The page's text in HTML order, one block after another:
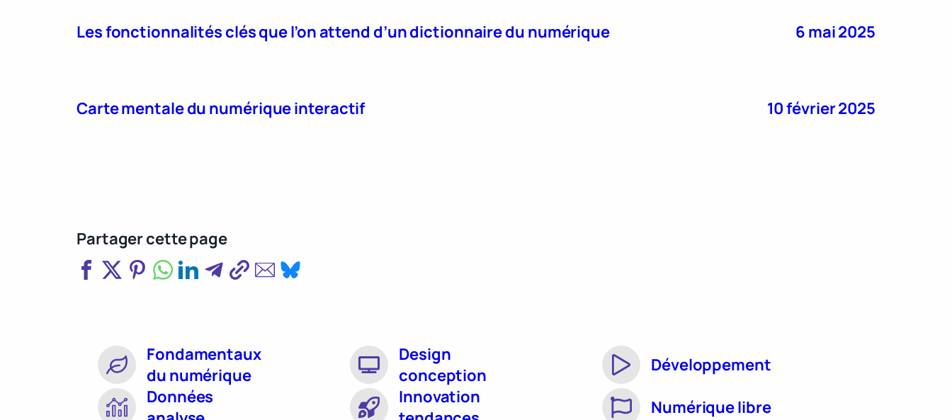
Les fonctionnalités clés que l’on attend d’un dictionnaire du numérique 6 mai 2025
Carte mentale du numérique interactif 10 février 2025
Partager cette page
Fondamentaux
du numérique
Design
conception
Développement
Données
Innovation
Numérique libre